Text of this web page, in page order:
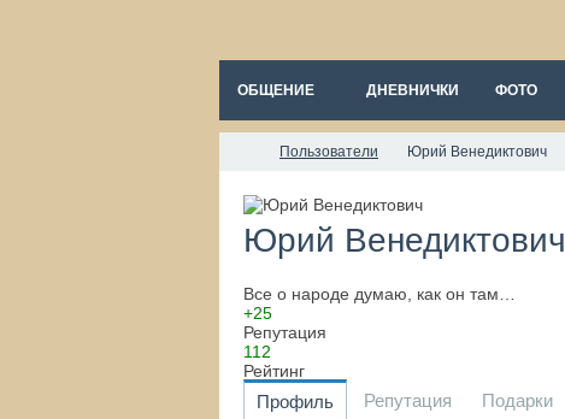
ОБЩЕНИЕ ДНЕВНИЧКИ ФОТО
Пользователи Юрий Венедиктович
Юрий Венедиктович
Все о народе думаю, как он там…
+25
Репутация
112
Рейтинг
Профиль Репутация Подарки